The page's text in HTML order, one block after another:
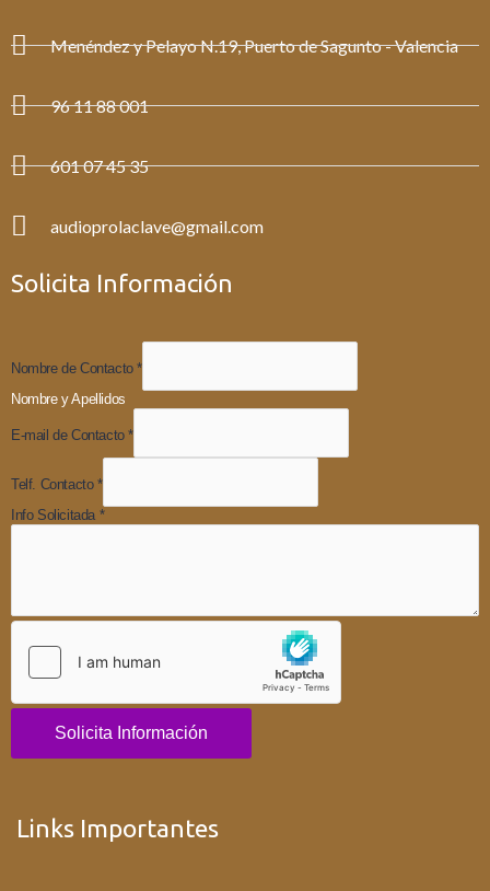
Menéndez y Pelayo N.19, Puerto de Sagunto - Valencia
96 11 88 001
601 07 45 35
audioprolaclave@gmail.com
Solicita Información
Nombre de Contacto*
Nombre y Apellidos
E-mail de Contacto*
Telf. Contacto *
Info Solicitada *
Solicita Información
Links Importantes